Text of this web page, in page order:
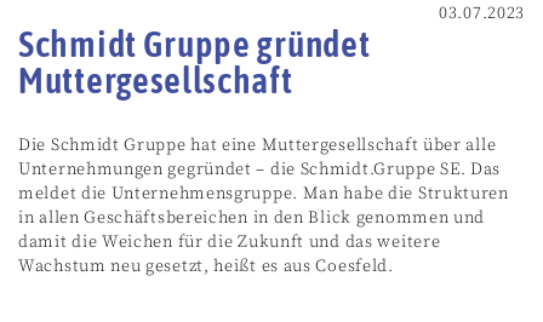
03.07.2023
Schmidt Gruppe gründet
Muttergesellschaft
Die Schmidt Gruppe hat eine Muttergesellschaft über alle
Unternehmungen gegründet – die Schmidt.Gruppe SE. Das
meldet die Unternehmensgruppe. Man habe die Strukturen
in allen Geschäftsbereichen in den Blick genommen und
damit die Weichen für die Zukunft und das weitere
Wachstum neu gesetzt, heißt es aus Coesfeld.